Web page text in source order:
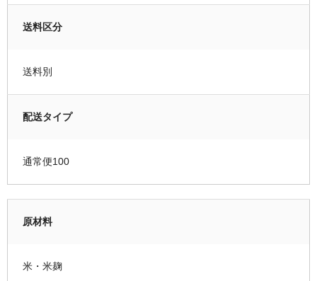
送料区分
送料別
配送タイプ
通常便100
原材料
米・米麹